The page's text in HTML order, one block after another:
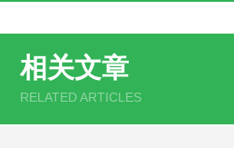
相关文章
RELATED ARTICLES